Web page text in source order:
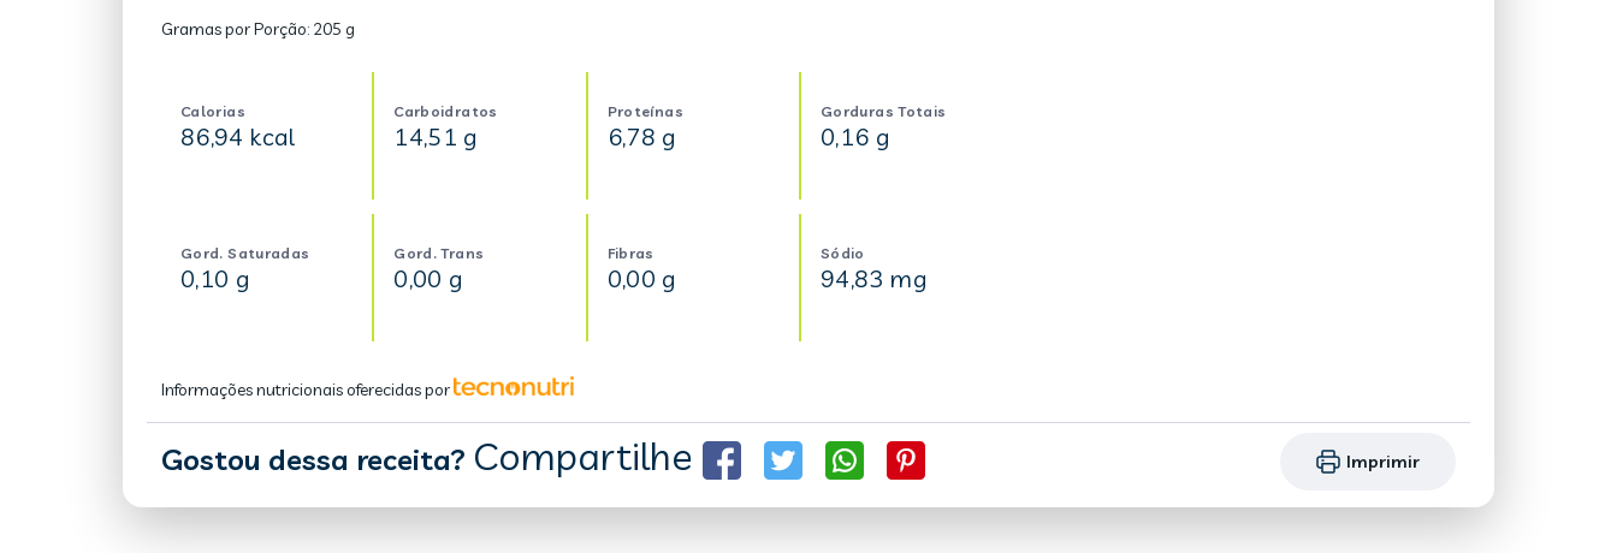
Gramas por Porção: 205 g
Calorias
86,94 kcal
Carboidratos
14,51 g
Proteínas
6,78 g
Gorduras Totais
0,16 g
Gord. Saturadas
0,10 g
Gord. Trans
0,00 g
Fibras
0,00 g
Sódio
94,83 mg
Informações nutricionais oferecidas por
Gostou dessa receita? Compartilhe Imprimir